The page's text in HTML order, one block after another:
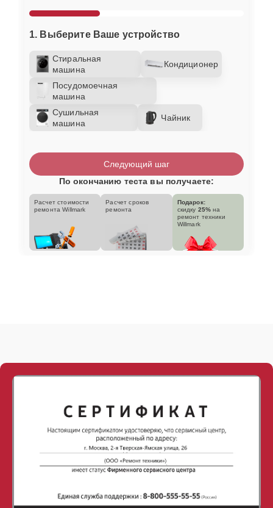
1. Выберите Ваше устройство
Стиральная
машина
Кондиционер
Посудомоечная
машина
Сушильная
машина
Чайник
Следующий шаг
По окончанию теста вы получаете:
Расчет стоимости
ремонта Willmark
Расчет сроков
ремонта
Подарок:
скидку 25% на
ремонт техники
Willmark